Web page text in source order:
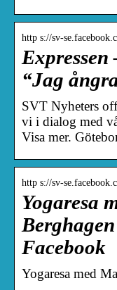
http s://sv-
“Jag
SVT Nyheters
vi i dialog med
Visa mer.
http s://sv-
Yogaresa
Facebook
Yogaresa med